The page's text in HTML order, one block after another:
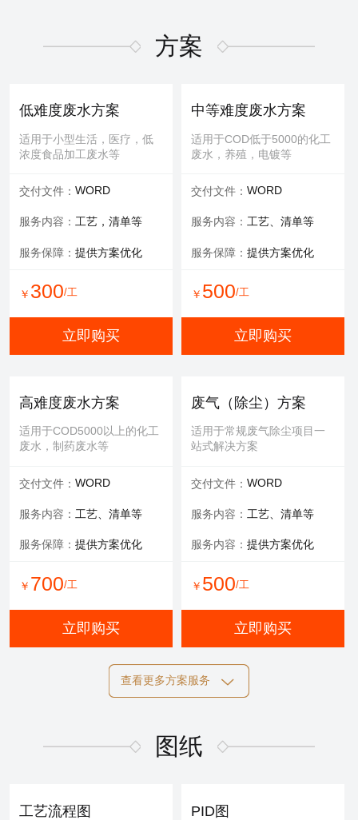
制，增加或删减功能版块等
维修内容：提供编程服务
可选服务：提供管线材料
立即购买
式膜，板式膜，陶瓷膜等
可选服务：提供清洗药剂
服务保障：通量至70%
立即购买
有限空间作业
适用于一体化设备内部，
井，窖，地下操作室等
安全保障：专业设备持证
服务内容：清理，维修等
立即购买
填料更换
适用于河道，池塘，景观
水，污水池体，环保设备等
可选服务：填料购买
立即购买
设备清洗
适用于玻璃钢，污水池体清
洁，过滤罐、一体化设备等
定期清洗优惠
立即购买
方案
低难度废水方案
适用于小型生活，医疗，低
浓度食品加工废水等
交付文件： WORD
服务内容： 工艺，清单等
服务保障： 提供方案优化
￥ 300/工
立即购买
中等难度废水方案
适用于COD低于5000的化工
废水，养殖，电镀等
交付文件： WORD
服务内容： 工艺、清单等
服务保障： 提供方案优化
￥ 500/工
立即购买
高难度废水方案
适用于COD5000以上的化工
废水，制药废水等
交付文件： WORD
服务内容： 工艺、清单等
服务保障： 提供方案优化
￥ 700/工
立即购买
废气（除尘）方案
适用于常规废气除尘项目一
站式解决方案
交付文件： WORD
服务内容： 工艺、清单等
服务内容： 提供方案优化
￥ 500/工
立即购买
服务承诺：包修改
标书制作
文件编写
服务内容：
查看更多方案服务
图纸
工艺流程图 PID图